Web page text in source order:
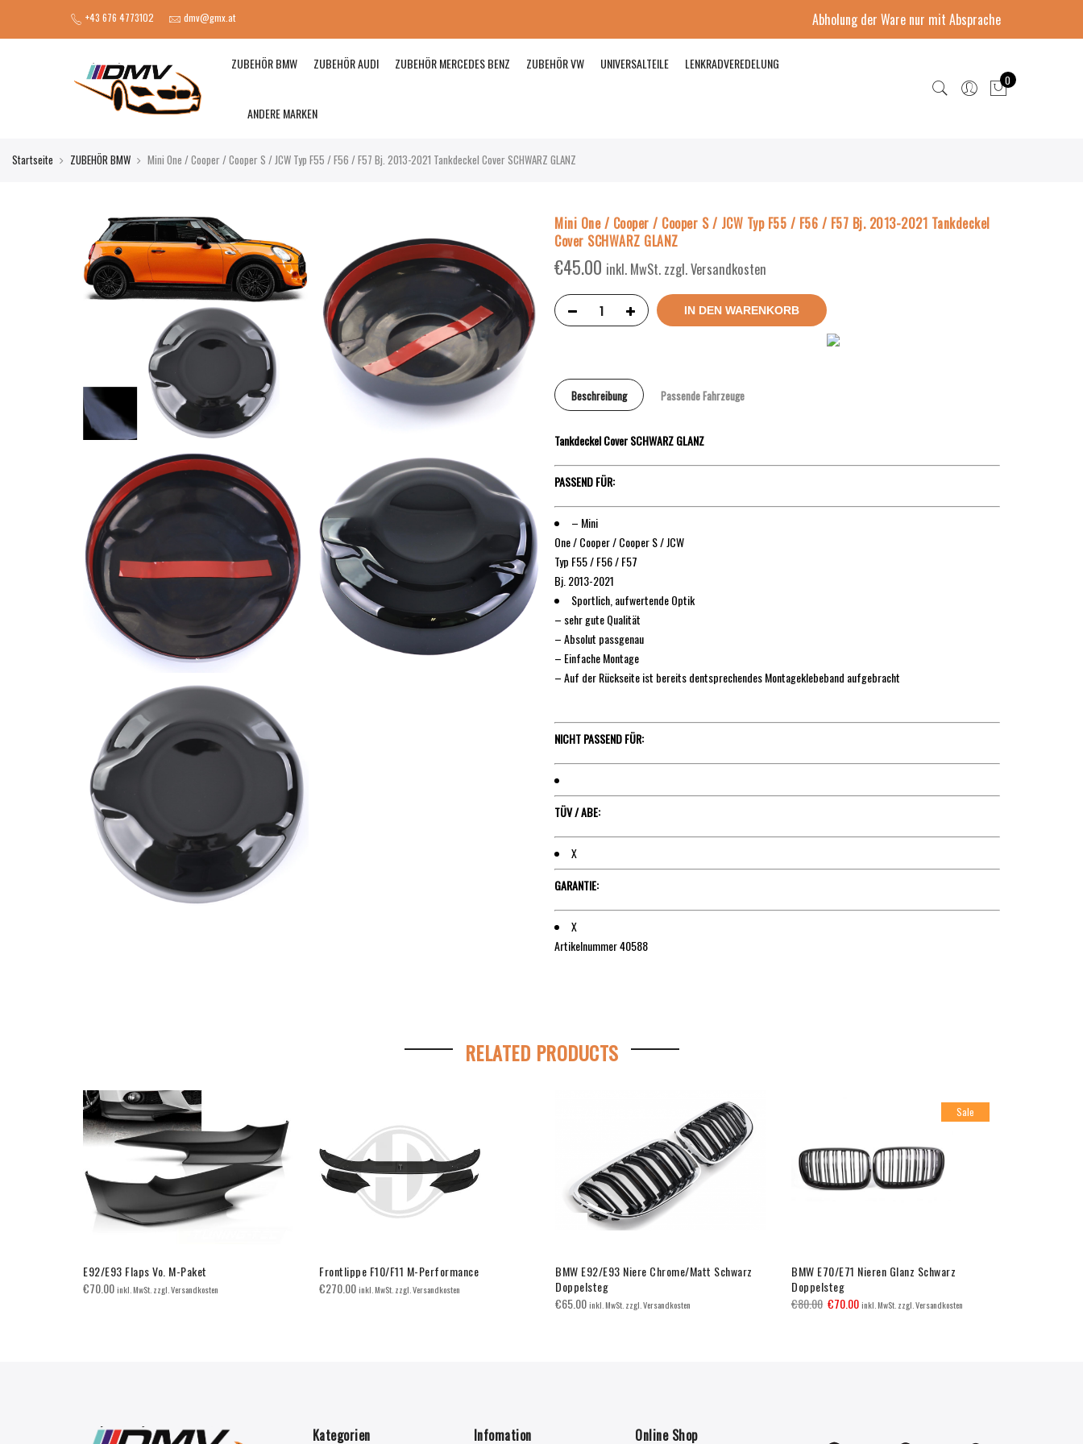
+43 676 4773102 dmv@gmx.at Abholung der Ware nur mit Absprache
ZUBEHÖR BMW ZUBEHÖR AUDI ZUBEHÖR MERCEDES BENZ ZUBEHÖR VW UNIVERSALTEILE LENKRADVEREDELUNG
ANDERE MARKEN
0
Startseite ZUBEHÖR BMW Mini One / Cooper / Cooper S / JCW Typ F55 / F56 / F57 Bj. 2013-2021 Tankdeckel Cover SCHWARZ GLANZ
Mini One / Cooper / Cooper S / JCW Typ F55 / F56 / F57 Bj. 2013-2021 Tankdeckel
Cover SCHWARZ GLANZ
€45.00 inkl. MwSt. zzgl. Versandkosten
IN DEN WARENKORB
Beschreibung Passende Fahrzeuge
Tankdeckel Cover SCHWARZ GLANZ
PASSEND FÜR:
– Mini
One / Cooper / Cooper S / JCW
Typ F55 / F56 / F57
Bj. 2013-2021
Sportlich, aufwertende Optik
– sehr gute Qualität
– Absolut passgenau
– Einfache Montage
– Auf der Rückseite ist bereits dentsprechendes Montageklebeband aufgebracht
NICHT PASSEND FÜR:
TÜV / ABE:
X
GARANTIE:
X
Artikelnummer 40588
RELATED PRODUCTS
E92/E93 Flaps Vo. M-Paket
€70.00inkl. MwSt. zzgl. Versandkosten
Frontlippe F10/F11 M-Performance
€270.00inkl. MwSt. zzgl. Versandkosten
BMW E92/E93 Niere Chrome/Matt Schwarz
Doppelsteg
€65.00inkl. MwSt. zzgl. Versandkosten
Sale
BMW E70/E71 Nieren Glanz Schwarz
Doppelsteg
€80.00 €70.00inkl. MwSt. zzgl. Versandkosten
Kategorien Infomation Online Shop